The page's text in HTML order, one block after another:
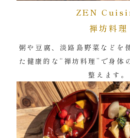
ZEN
禅坊料理
粥や豆腐、淡路島野菜などを
た健康的な“禅坊料理”で身体
整えます。